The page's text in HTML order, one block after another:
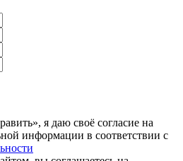
я даю своё согласие на
информации в соответствии с